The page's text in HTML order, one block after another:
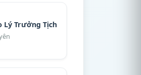
Lý Trưởng Tịch